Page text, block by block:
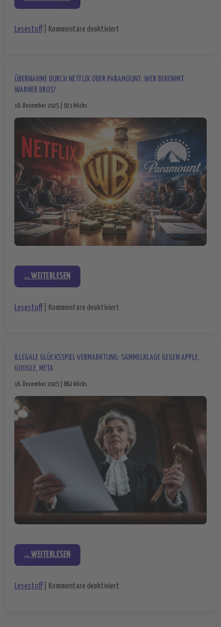
Lesestoff Kommentare deaktiviert
ÜBERNAHME DURCH NETFLIX ODER PARAMOUNT: WER BEKOMMT
WARNER BROS?
16. Dezember 2025 | 921 klicks
... WEITERLESEN
Lesestoff Kommentare deaktiviert
ILLEGALE GLÜCKSSPIEL-VERMARKTUNG: SAMMELKLAGE GEGEN APPLE,
GOOGLE, META
16. Dezember 2025 | 862 klicks
... WEITERLESEN
Lesestoff Kommentare deaktiviert